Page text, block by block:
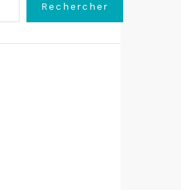
Rechercher